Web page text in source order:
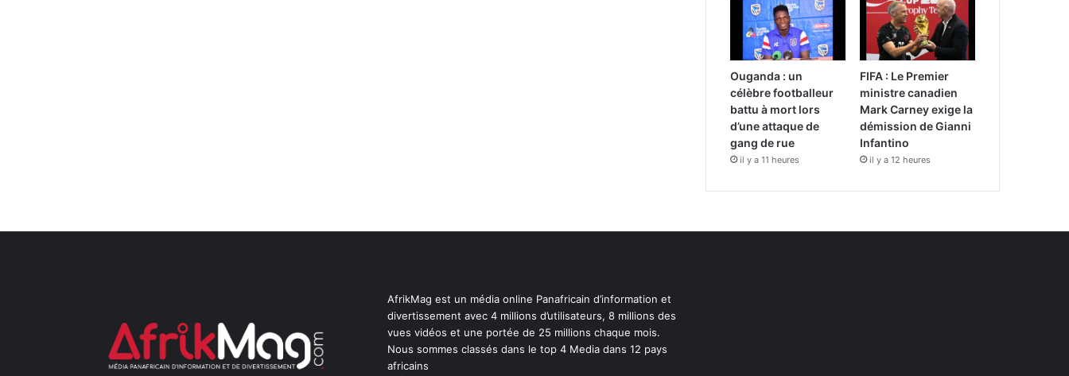
Ouganda : un
célèbre footballeur
battu à mort lors
d’une attaque de
gang de rue
il y a 11 heures
FIFA : Le Premier
ministre canadien
Mark Carney exige la
démission de Gianni
Infantino
il y a 12 heures
AfrikMag est un média online Panafricain d’information et
divertissement avec 4 millions d’utilisateurs, 8 millions des
vues vidéos et une portée de 25 millions chaque mois.
Nous sommes classés dans le top 4 Media dans 12 pays
africains